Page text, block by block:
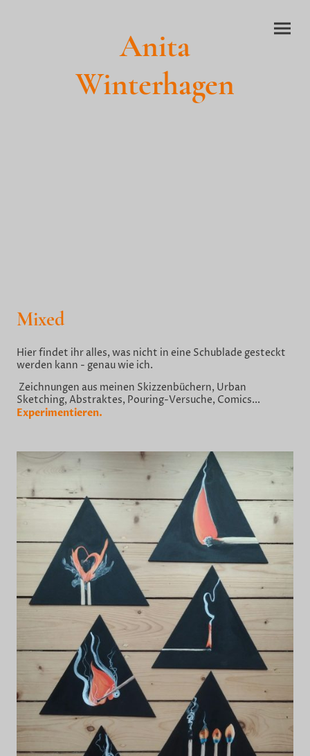
Anita
Winterhagen
Mixed
Hier findet ihr alles, was nicht in eine Schublade gesteckt
werden kann - genau wie ich.
Zeichnungen aus meinen Skizzenbüchern, Urban
Sketching, Abstraktes, Pouring-Versuche, Comics...
Experimentieren.